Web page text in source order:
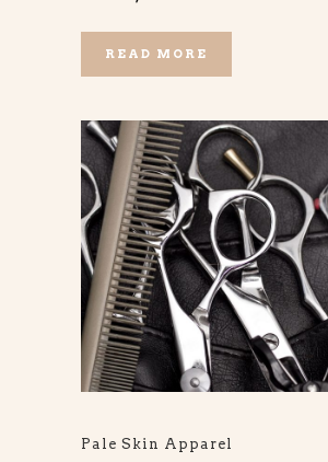
READ MORE
Pale Skin Apparel